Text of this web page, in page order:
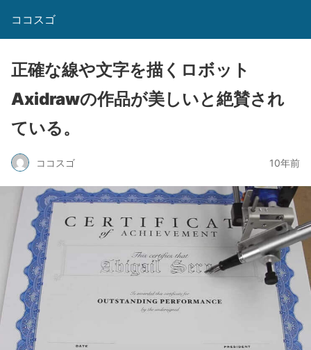
ココスゴ
正確な線や文字を描くロボット
Axidrawの作品が美しいと絶賛され
ている。
ココスゴ 10年前